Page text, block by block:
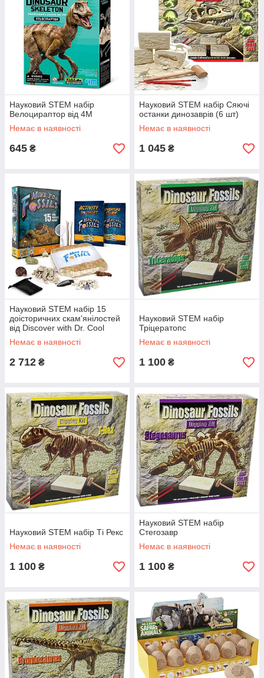
Науковий STEM набір
Велоцираптор від 4M
Немає в наявності
645 ₴
Науковий STEM набір Сяючі
останки динозаврів (6 шт)
Немає в наявності
1 045 ₴
Науковий STEM набір 15
доісторичних скам'янілостей
від Discover with Dr. Cool
Немає в наявності
2 712 ₴
Науковий STEM набір
Тріцератопс
Немає в наявності
1 100 ₴
Науковий STEM набір Ті Рекс
Немає в наявності
1 100 ₴
Науковий STEM набір
Стегозавр
Немає в наявності
1 100 ₴